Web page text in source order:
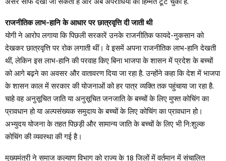
राजनीतिक लाभ-हानि के आधार पर छात्रवृत्ति दी जाती थी
योगी ने आरोप लगाया कि पिछली सरकारें उनके राजनीतिक फायदे-नुकसान को
देखकर छात्रवृत्ति पर रोक लगाती थीं। वे इसमें अपना राजनीतिक लाभ-हानि देखती
थीं, लेकिन इस लाभ-हानि की परवाह किए बिना भाजपा के शासन में प्रदेश के बच्चों
को आगे बढ़ने का अवसर और वातावरण दिया जा रहा है. उन्होंने कहा कि देश में भाजपा
के शासन काल में सरकार की योजनाओं को हर पात्र व्यक्ति तक पहुंचाया जा रहा है.
चाहे वह अनुसूचित जाति या अनुसूचित जनजाति के बच्चों के लिए मुफ्त कोचिंग का
प्रावधान हो या अल्पसंख्यक समुदाय के बच्चों के लिए कोचिंग का प्रावधान हो।
अभ्युदय योजना के तहत पिछड़ी और सामान्य जाति के बच्चों के लिए भी नि:शुल्क
कोचिंग की व्यवस्था की गई है।
मुख्यमंत्री ने समाज कल्याण विभाग को राज्य के 18 जिलों में वर्तमान में संचालित